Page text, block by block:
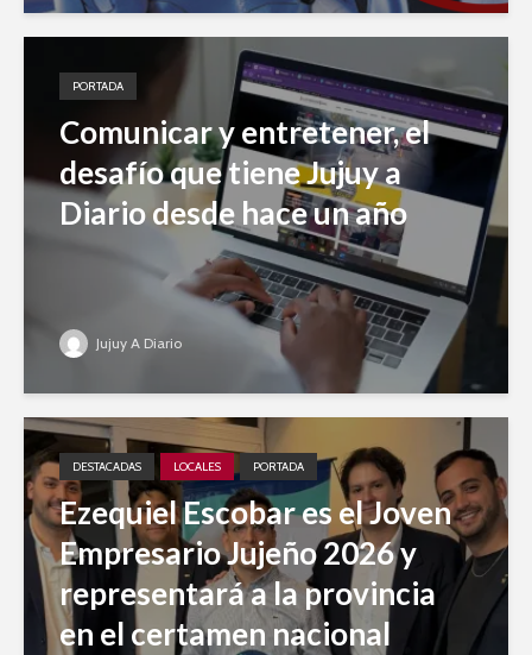
PORTADA
Comunicar y entretener, el
desafío que tiene Jujuy a
Diario desde hace un año
Jujuy A Diario
DESTACADAS LOCALES PORTADA
Ezequiel Escobar es el Joven
Empresario Jujeño 2026 y
representará a la provincia
en el certamen nacional